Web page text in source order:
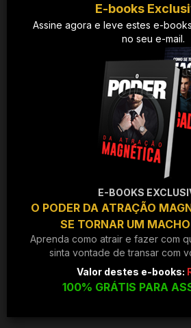
E-books
Assine agora e leve estes e-
no seu e-mail.
E-BOOKS
O PODER DA ATRAÇÃO
SE TORNAR UM
Aprenda como atrair e fazer com
sinta vontade de transar com
Valor destes e-books:
100% GRÁTIS PARA